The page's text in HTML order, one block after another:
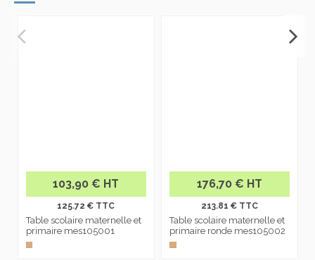
103,90 € HT
125.72 € TTC
Table scolaire maternelle et
primaire mes105001
176,70 € HT
213.81 € TTC
Table scolaire maternelle et
primaire ronde mes105002